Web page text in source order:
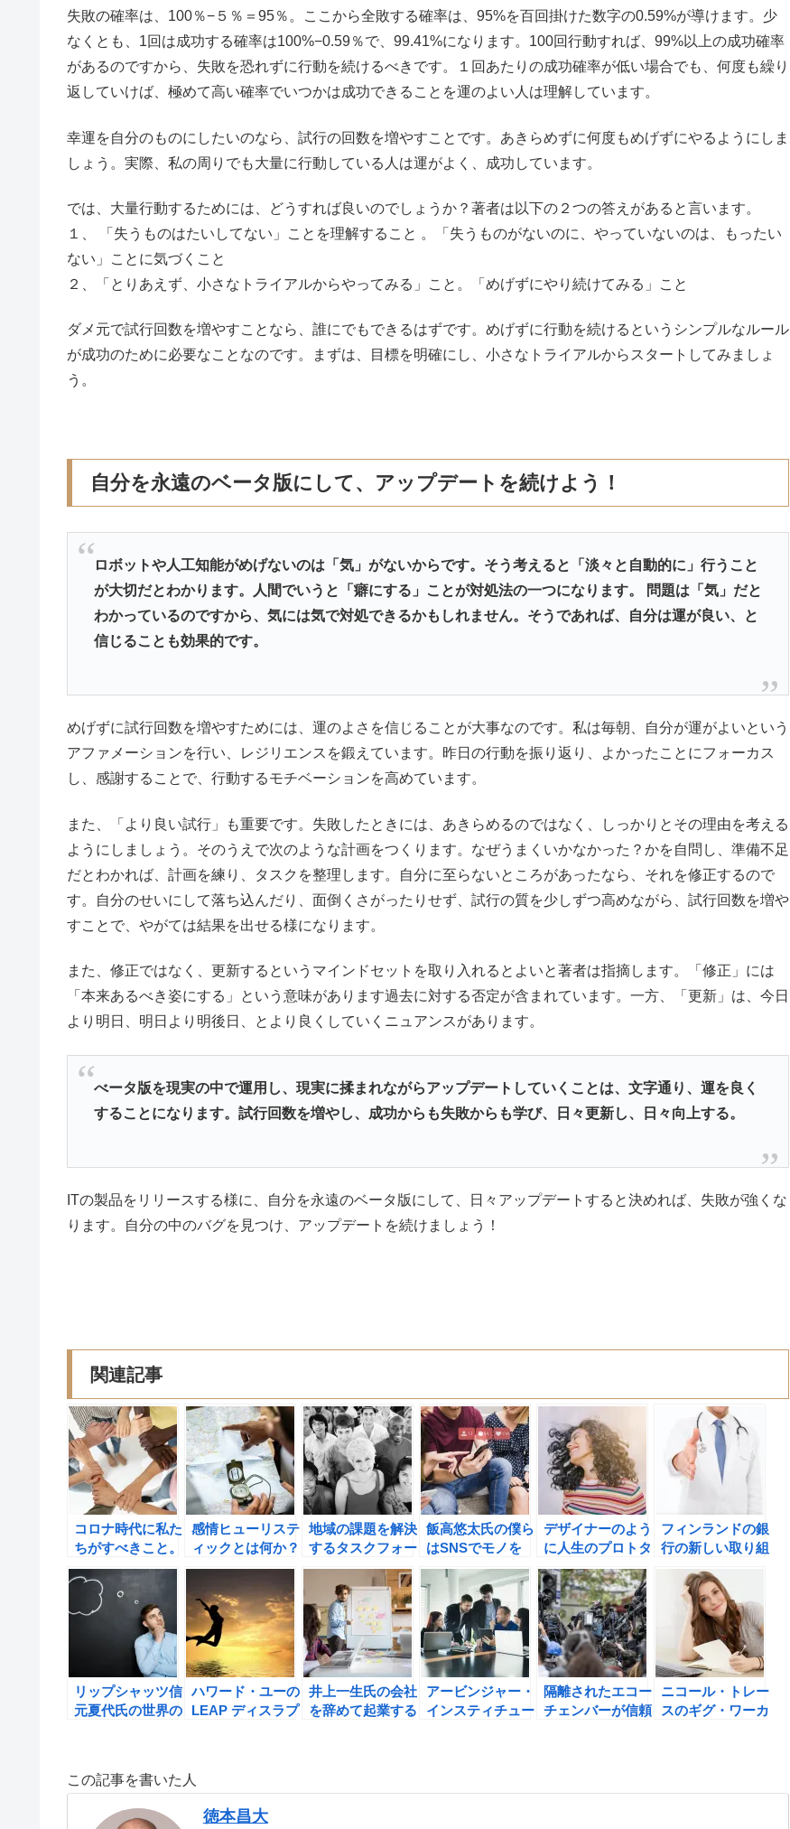
失敗の確率は、100％−５％＝95％。ここから全敗する確率は、95%を百回掛けた数字の0.59%が導けます。少
なくとも、1回は成功する確率は100%−0.59％で、99.41%になります。100回行動すれば、99%以上の成功確率
があるのですから、失敗を恐れずに行動を続けるべきです。１回あたりの成功確率が低い場合でも、何度も繰り
返していけば、極めて高い確率でいつかは成功できることを運のよい人は理解しています。
幸運を自分のものにしたいのなら、試行の回数を増やすことです。あきらめずに何度もめげずにやるようにしま
しょう。実際、私の周りでも大量に行動している人は運がよく、成功しています。
では、大量行動するためには、どうすれば良いのでしょうか？著者は以下の２つの答えがあると言います。
１、 「失うものはたいしてない」ことを理解すること 。「失うものがないのに、やっていないのは、もったい
ない」ことに気づくこと
２、「とりあえず、小さなトライアルからやってみる」こと。「めげずにやり続けてみる」こと
ダメ元で試行回数を増やすことなら、誰にでもできるはずです。めげずに行動を続けるというシンプルなルール
が成功のために必要なことなのです。まずは、目標を明確にし、小さなトライアルからスタートしてみましょ
う。
自分を永遠のベータ版にして、アップデートを続けよう！
ロボットや人工知能がめげないのは「気」がないからです。そう考えると「淡々と自動的に」行うこと
が大切だとわかります。人間でいうと「癖にする」ことが対処法の一つになります。 問題は「気」だと
わかっているのですから、気には気で対処できるかもしれません。そうであれば、自分は運が良い、と
信じることも効果的です。
めげずに試行回数を増やすためには、運のよさを信じることが大事なのです。私は毎朝、自分が運がよいという
アファメーションを行い、レジリエンスを鍛えています。昨日の行動を振り返り、よかったことにフォーカス
し、感謝することで、行動するモチベーションを高めています。
また、「より良い試行」も重要です。失敗したときには、あきらめるのではなく、しっかりとその理由を考える
ようにしましょう。そのうえで次のような計画をつくります。なぜうまくいかなかった？かを自問し、準備不足
だとわかれば、計画を練り、タスクを整理します。自分に至らないところがあったなら、それを修正するので
す。自分のせいにして落ち込んだり、面倒くさがったりせず、試行の質を少しずつ高めながら、試行回数を増や
すことで、やがては結果を出せる様になります。
また、修正ではなく、更新するというマインドセットを取り入れるとよいと著者は指摘します。「修正」には
「本来あるべき姿にする」という意味があります過去に対する否定が含まれています。一方、「更新」は、今日
より明日、明日より明後日、とより良くしていくニュアンスがあります。
べータ版を現実の中で運用し、現実に揉まれながらアップデートしていくことは、文字通り、運を良く
することになります。試行回数を増やし、成功からも失敗からも学び、日々更新し、日々向上する。
ITの製品をリリースする様に、自分を永遠のベータ版にして、日々アップデートすると決めれば、失敗が強くな
ります。自分の中のバグを見つけ、アップデートを続けましょう！
関連記事
コロナ時代に私た
ちがすべきこと。
多様なネットワー
クを作るべき理由
をショーン・エイ
カーから学ぶ。
感情ヒューリステ
ィックとは何か？
ロルフ・ドベリの
違った思い込みを
避けて、賢く生き
抜くための思考法
の書評
地域の課題を解決
するタスクフォー
ス型コミュニティ
とは何か？
飯高悠太氏の僕ら
はSNSでモノを
買うの書評
デザイナーのよう
に人生のプロトタ
イピングを行お
う！
フィンランドの銀
行の新しい取り組
み デイビッド・
ローワンの
DISRUPTORS 反
逆の戦略者
――「真のイノベ
ーション」に共通
していた１６の行
動の書評
リップシャッツ信
元夏代氏の世界の
ハワード・ユーの
LEAP ディスラプ
井上一生氏の会社
を辞めて起業する
アービンジャー・
インスティチュー
隔離されたエコー
チェンバーが信頼
ニコール・トレー
スのギグ・ワーカ
この記事を書いた人
徳本昌大